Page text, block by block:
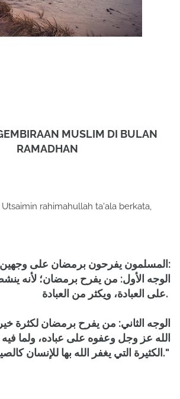
MUSLIM DI BULAN
RAMADHAN
rahimahullah ta'ala berkata,
"المسلمون يفرحون برمضان على وجهين:
على العبادة، ويكثر من العبادة.
الله عز وجل وعفوه على عباده، ولما
الكثيرة التي يغفر الله بها للإنسان كالصيام مثلا."